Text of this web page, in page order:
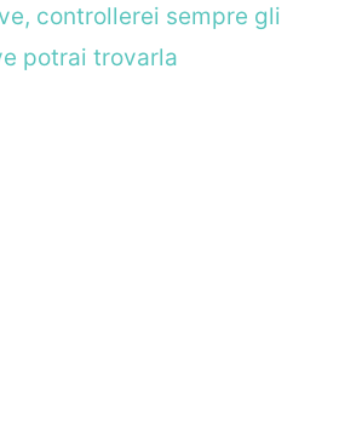
controllerei sempre gli
potrai trovarla